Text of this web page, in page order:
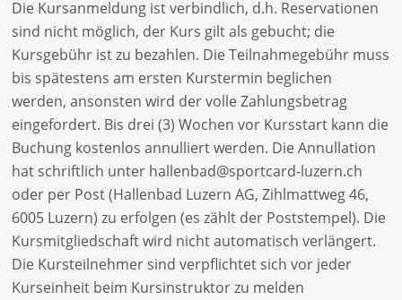
Die Kursanmeldung ist verbindlich, d.h. Reservationen
sind nicht möglich, der Kurs gilt als gebucht; die
Kursgebühr ist zu bezahlen. Die Teilnahmegebühr muss
bis spätestens am ersten Kurstermin beglichen
werden, ansonsten wird der volle Zahlungsbetrag
eingefordert. Bis drei (3) Wochen vor Kursstart kann die
Buchung kostenlos annulliert werden. Die Annullation
hat schriftlich unter hallenbad@sportcard-luzern.ch
oder per Post (Hallenbad Luzern AG, Zihlmattweg 46,
6005 Luzern) zu erfolgen (es zählt der Poststempel). Die
Kursmitgliedschaft wird nicht automatisch verlängert.
Die Kursteilnehmer sind verpflichtet sich vor jeder
Kurseinheit beim Kursinstruktor zu melden